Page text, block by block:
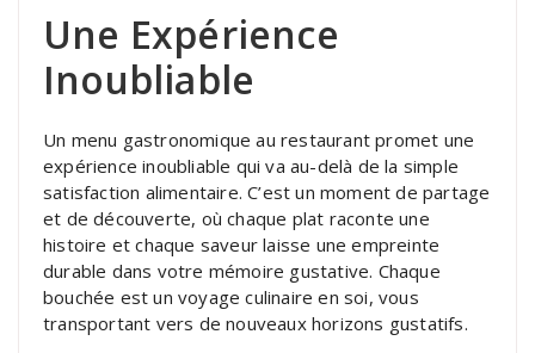
Une Expérience
Inoubliable
Un menu gastronomique au restaurant promet une
expérience inoubliable qui va au-delà de la simple
satisfaction alimentaire. C’est un moment de partage
et de découverte, où chaque plat raconte une
histoire et chaque saveur laisse une empreinte
durable dans votre mémoire gustative. Chaque
bouchée est un voyage culinaire en soi, vous
transportant vers de nouveaux horizons gustatifs.